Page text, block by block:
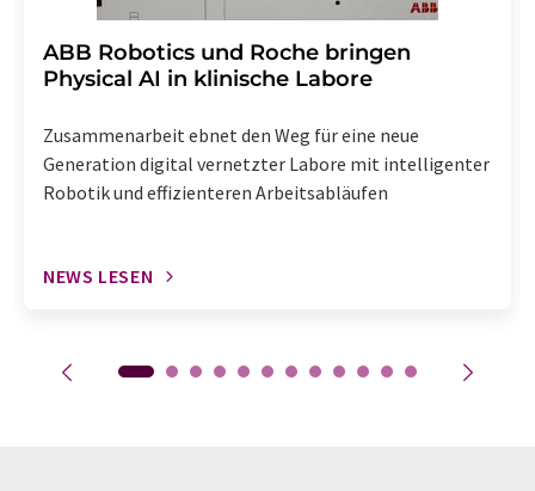
​​​​​​​ABB Robotics und Roche bringen
Physical AI in klinische Labore
Zusammenarbeit ebnet den Weg für eine neue
Generation digital vernetzter Labore mit intelligenter
Robotik und effizienteren Arbeitsabläufen
NEWS LESEN